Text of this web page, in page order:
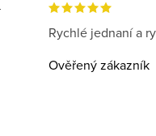
Rychlé jednaní a
Ověřený zákazník